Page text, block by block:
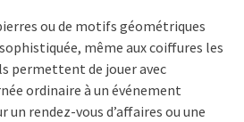
ou de motifs géométriques
même aux coiffures les
permettent de jouer avec
ordinaire à un événement
un rendez-vous d’affaires ou une